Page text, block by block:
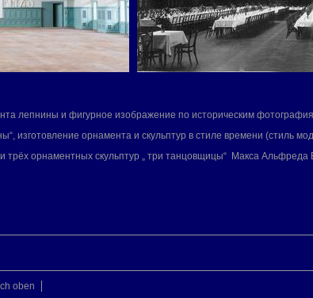
лепнины и фигурное изображение по историческим
сцены“, изготовление орнамента и скульптур
орнаментных скульптур „ три танцовщицы“ Макса Альфреда
работники: Oleg
oben